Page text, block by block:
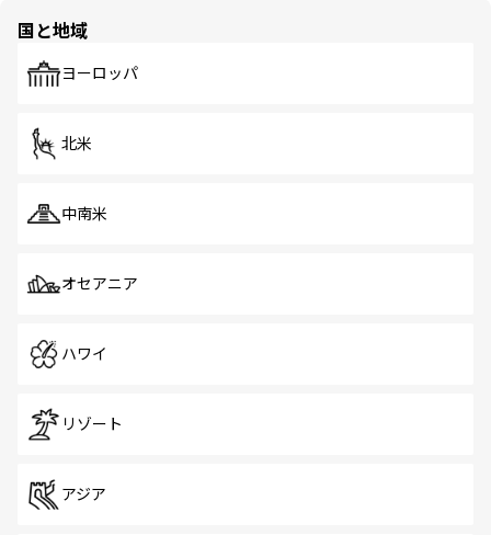
で、ホーカーズは地元の風情を楽しめる外せないスポット
国と地域
ヨーロッパ
北米
中南米
オセアニア
ハワイ
リゾート
アジア